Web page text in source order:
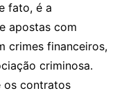
fato, é a
apostas com
crimes financeiros,
criminosa.
os contratos